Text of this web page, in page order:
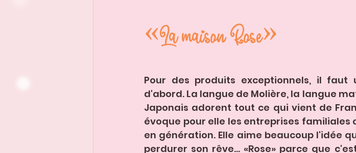
«La maison Rose»
Pour des produits exceptionnels, il faut
d'abord. La langue de Molière, la langue
Japonais adorent tout ce qui vient de
évoque pour elle les entreprises
en génération. Elle aime beaucoup l'idée
perdurer son rêve... «Rose» parce que